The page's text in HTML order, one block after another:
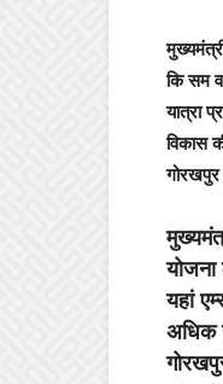
कि सम व
यात्रा
विकास
गोरखपुर
यहां
अधिक